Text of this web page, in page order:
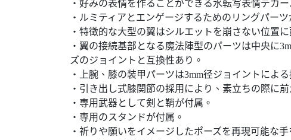
・好みの表情を作ることができる水転写表情デカー
・ルミティアとエンゲージするためのリングパーツ
・特徴的な大型の翼はシルエットを崩さない位置
・翼の接続基部となる魔法陣型のパーツは中央に
ズのジョイントと互換性あり。
・上腕、膝の装甲パーツは3mm径ジョイントによ
・引き出し式膝関節の採用により、素立ちの際に
・専用武器として剣と鞘が付属。
・専用のスタンドが付属。
・祈りや願いをイメージしたポーズを再現可能な